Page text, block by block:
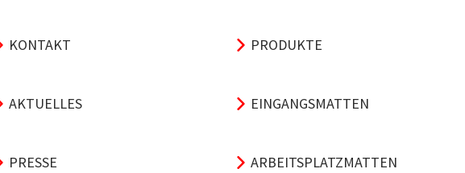
KONTAKT
AKTUELLES
PRESSE
PRODUKTE
EINGANGSMATTEN
ARBEITSPLATZMATTEN